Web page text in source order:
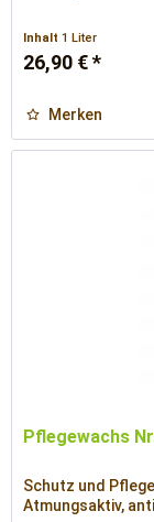
Inhalt1 Liter
26,90 € *
Merken
Pflegewachs
Schutz und
Atmungsaktiv,